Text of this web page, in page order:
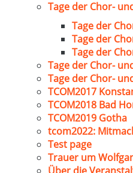
Tage der Chor-
Tage der
Tage der
Tage der
Tage der Chor-
Tage der Chor-
TCOM2017
TCOM2018 Bad
TCOM2019 Gotha
tcom2022:
Test page
Trauer um